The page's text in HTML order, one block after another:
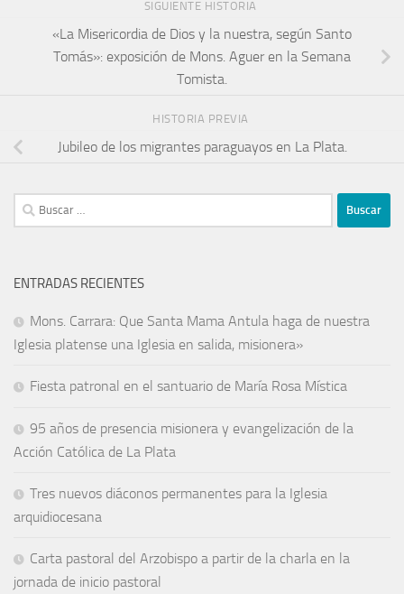
SIGUIENTE HISTORIA
«La Misericordia de Dios y la nuestra, según Santo
Tomás»: exposición de Mons. Aguer en la Semana
Tomista.
HISTORIA PREVIA
Jubileo de los migrantes paraguayos en La Plata.
ENTRADAS RECIENTES
Mons. Carrara: Que Santa Mama Antula haga de nuestra
Iglesia platense una Iglesia en salida, misionera»
Fiesta patronal en el santuario de María Rosa Mística
95 años de presencia misionera y evangelización de la
Acción Católica de La Plata
Tres nuevos diáconos permanentes para la Iglesia
arquidiocesana
Carta pastoral del Arzobispo a partir de la charla en la
jornada de inicio pastoral